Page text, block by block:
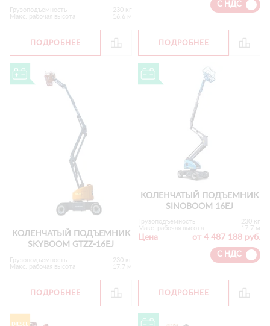
Грузоподъемность
230 кг
Макс. рабочая высота
16.6 м
ПОДРОБНЕЕ
С НДС
ПОДРОБНЕЕ
КОЛЕНЧАТЫЙ ПОДЪЕМНИК
SKYBOOM GTZZ-16EJ
Грузоподъемность
230 кг
Макс. рабочая высота
17.7 м
ПОДРОБНЕЕ
КОЛЕНЧАТЫЙ ПОДЪЕМНИК
SINOBOOM 16EJ
Грузоподъемность
230 кг
Макс. рабочая высота
17.7 м
Цена от 4 487 188 руб.
С НДС
ПОДРОБНЕЕ